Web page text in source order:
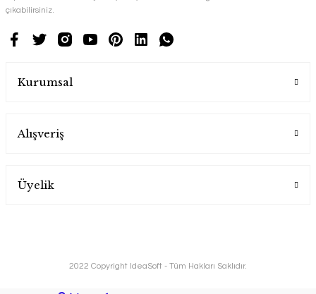
çıkabilirsiniz.
Kurumsal
Alışveriş
Üyelik
2022 Copyright IdeaSoft - Tüm Hakları Saklıdır.